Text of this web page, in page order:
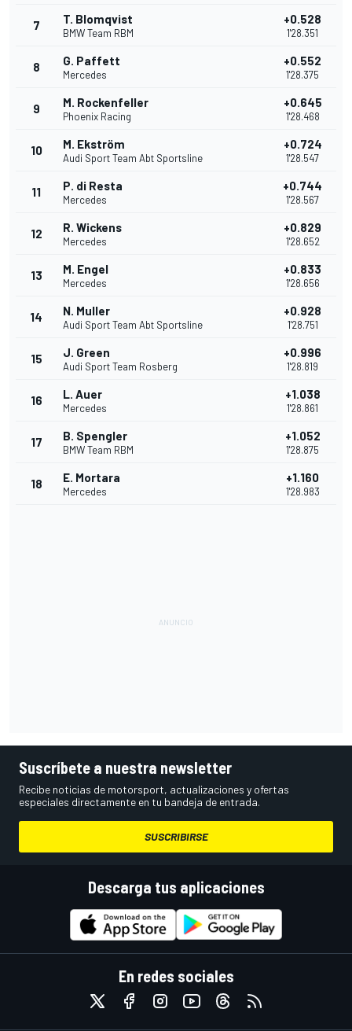
7 T. Blomqvist
BMW Team RBM
+0.528
1'28.351
8 G. Paffett
Mercedes
+0.552
1'28.375
9 M. Rockenfeller
Phoenix Racing
+0.645
1'28.468
10 M. Ekström
Audi Sport Team Abt Sportsline
+0.724
1'28.547
11 P. di Resta
Mercedes
+0.744
1'28.567
12 R. Wickens
Mercedes
+0.829
1'28.652
13 M. Engel
Mercedes
+0.833
1'28.656
14 N. Muller
Audi Sport Team Abt Sportsline
+0.928
1'28.751
15 J. Green
Audi Sport Team Rosberg
+0.996
1'28.819
16 L. Auer
Mercedes
+1.038
1'28.861
17 B. Spengler
BMW Team RBM
+1.052
1'28.875
18 E. Mortara
Mercedes
+1.160
1'28.983
Suscríbete a nuestra newsletter
Recibe noticias de motorsport, actualizaciones y ofertas
especiales directamente en tu bandeja de entrada.
SUSCRIBIRSE
Descarga tus aplicaciones
En redes sociales